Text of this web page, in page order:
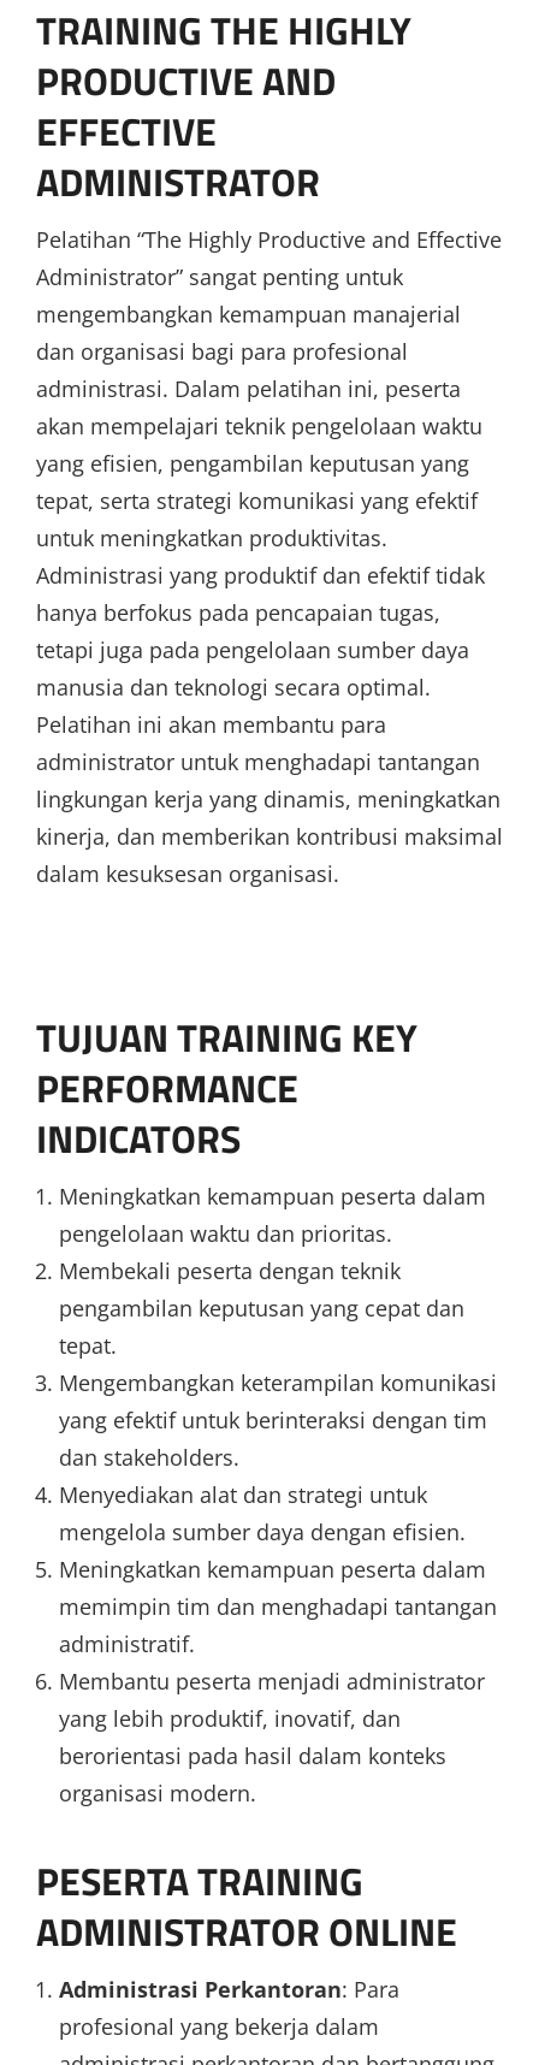
TRAINING THE HIGHLY
PRODUCTIVE AND
EFFECTIVE
ADMINISTRATOR
Pelatihan “The Highly Productive and Effective
Administrator” sangat penting untuk
mengembangkan kemampuan manajerial
dan organisasi bagi para profesional
administrasi. Dalam pelatihan ini, peserta
akan mempelajari teknik pengelolaan waktu
yang efisien, pengambilan keputusan yang
tepat, serta strategi komunikasi yang efektif
untuk meningkatkan produktivitas.
Administrasi yang produktif dan efektif tidak
hanya berfokus pada pencapaian tugas,
tetapi juga pada pengelolaan sumber daya
manusia dan teknologi secara optimal.
Pelatihan ini akan membantu para
administrator untuk menghadapi tantangan
lingkungan kerja yang dinamis, meningkatkan
kinerja, dan memberikan kontribusi maksimal
dalam kesuksesan organisasi.
TUJUAN TRAINING KEY
PERFORMANCE
INDICATORS
Meningkatkan kemampuan peserta dalam
pengelolaan waktu dan prioritas.
Membekali peserta dengan teknik
pengambilan keputusan yang cepat dan
tepat.
Mengembangkan keterampilan komunikasi
yang efektif untuk berinteraksi dengan tim
dan stakeholders.
Menyediakan alat dan strategi untuk
mengelola sumber daya dengan efisien.
Meningkatkan kemampuan peserta dalam
memimpin tim dan menghadapi tantangan
administratif.
Membantu peserta menjadi administrator
yang lebih produktif, inovatif, dan
berorientasi pada hasil dalam konteks
organisasi modern.
PESERTA TRAINING
ADMINISTRATOR ONLINE
Administrasi Perkantoran: Para
profesional yang bekerja dalam